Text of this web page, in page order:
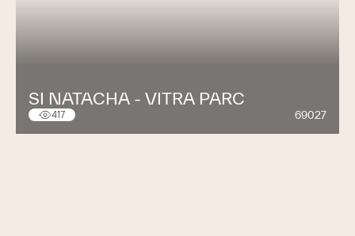
SI NATACHA - VITRA PARC
417 69027